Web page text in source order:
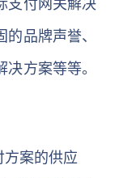
品牌声誉、
方案等等。
案的供应